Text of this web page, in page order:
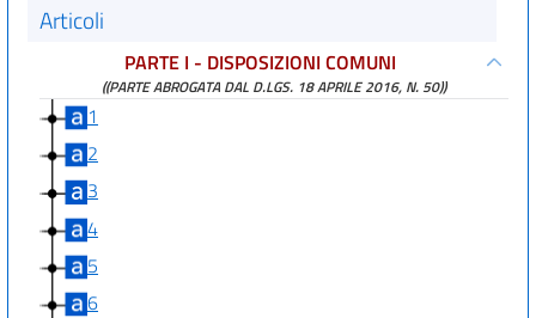
Articoli
PARTE I - DISPOSIZIONI COMUNI
((PARTE ABROGATA DAL D.LGS. 18 APRILE 2016, N. 50))
1
2
3
4
5
6